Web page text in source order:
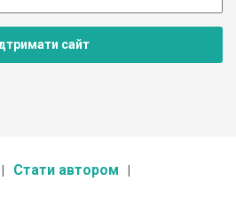
сайт
Стати автором